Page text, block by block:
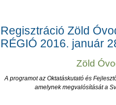
Regisztráció Zöld
RÉGIÓ 2016. január
Zöld
A programot az Oktatáskutató és
amelynek megvalósítását a